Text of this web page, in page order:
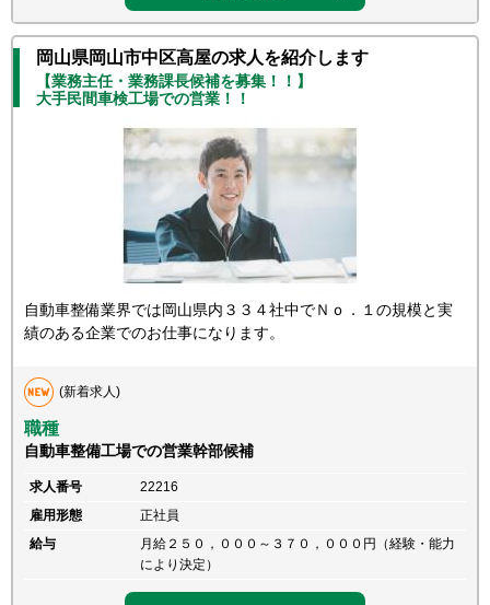
岡山県岡山市中区高屋の求人を紹介します
【業務主任・業務課長候補を募集！！】
大手民間車検工場での営業！！
自動車整備業界では岡山県内３３４社中でＮｏ．１の規模と実
績のある企業でのお仕事になります。
(新着求人)
職種
自動車整備工場での営業幹部候補
求人番号
22216
雇用形態
正社員
給与
月給２５０，０００～３７０，０００円（経験・能力
により決定）